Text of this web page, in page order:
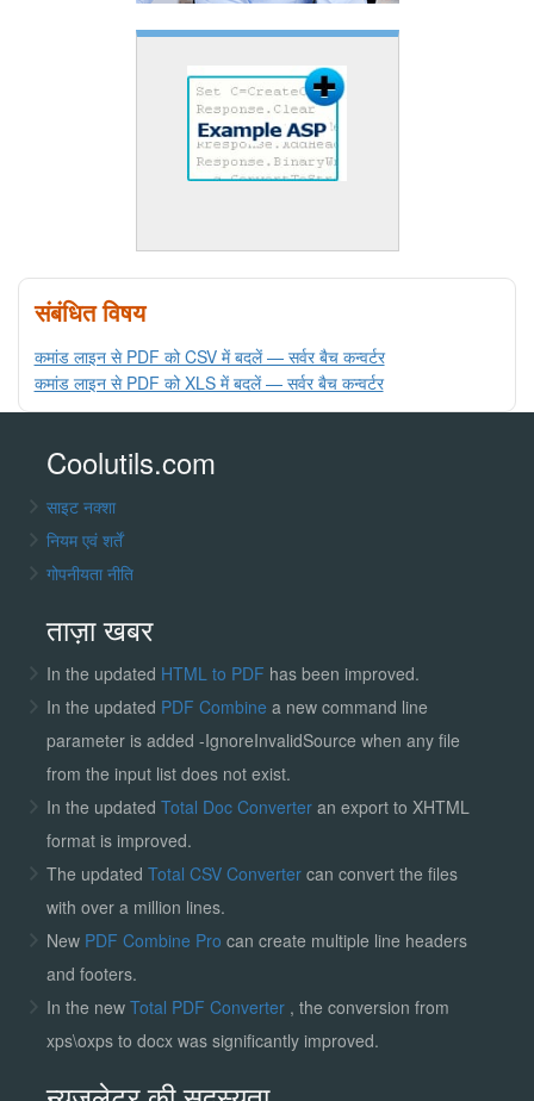
संबंधित विषय
कमांड लाइन से PDF को CSV में बदलें — सर्वर बैच कन्वर्टर
कमांड लाइन से PDF को XLS में बदलें — सर्वर बैच कन्वर्टर
Coolutils.com
साइट नक्शा
नियम एवं शर्तें
गोपनीयता नीति
ताज़ा खबर
In the updated HTML to PDF has been improved.
In the updated PDF Combine a new command line
parameter is added -IgnoreInvalidSource when any file
from the input list does not exist.
In the updated Total Doc Converter an export to XHTML
format is improved.
The updated Total CSV Convertercan convert the files
with over a million lines.
New PDF Combine Pro can create multiple line headers
and footers.
In the new Total PDF Converter , the conversion from
xps\oxps to docx was significantly improved.